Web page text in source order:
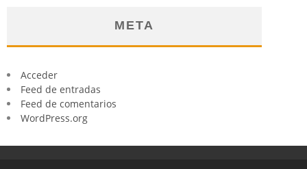
META
Acceder
Feed de entradas
Feed de comentarios
WordPress.org